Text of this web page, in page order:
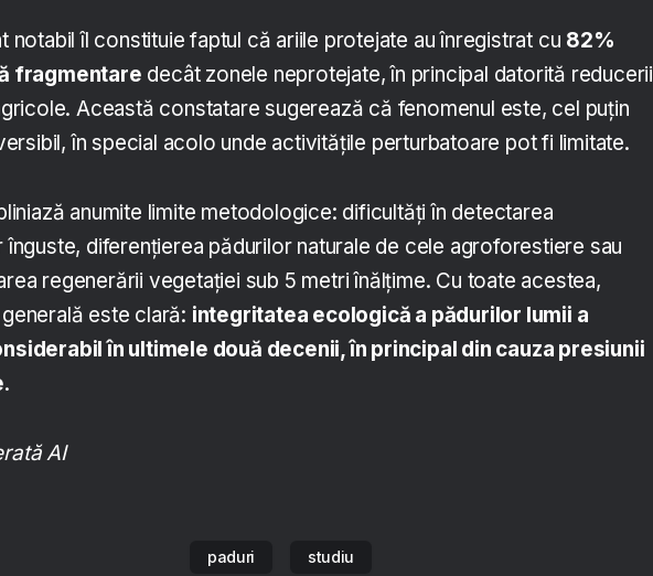
notabil îl constituie faptul că ariile protejate au înregistrat cu 82%
fragmentare decât zonele neprotejate, în principal datorită reducerii
Această constatare sugerează că fenomenul este, cel puțin
în special acolo unde activitățile perturbatoare pot fi limitate.
anumite limite metodologice: dificultăți în detectarea
înguste, diferențierea pădurilor naturale de cele agroforestiere sau
regenerării vegetației sub 5 metri înălțime. Cu toate acestea,
este clară: integritatea ecologică a pădurilor lumii a
în ultimele două decenii, în principal din cauza presiunii
.
AI
paduri studiu